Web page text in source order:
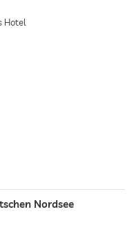
Hotel
Nordsee